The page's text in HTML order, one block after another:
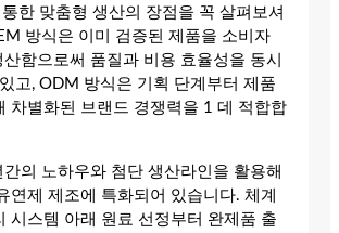
한 맞춤형 생산의 장점을 꼭 살펴보셔
방식은 이미 검증된 제품을 소비자
함으로써 품질과 비용 효율성을 동시
고, ODM 방식은 기획 단계부터 제품
차별화된 브랜드 경쟁력을 1 데 적합합
의 노하우와 첨단 생산라인을 활용해
연제 제조에 특화되어 있습니다. 체계
시스템 아래 원료 선정부터 완제품 출